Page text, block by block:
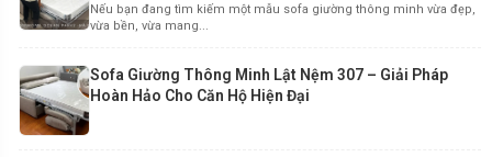
Nếu bạn đang tìm kiếm một mẫu sofa giường thông minh vừa đẹp,
vừa bền, vừa mang...
Sofa Giường Thông Minh Lật Nệm 307 – Giải Pháp
Hoàn Hảo Cho Căn Hộ Hiện Đại